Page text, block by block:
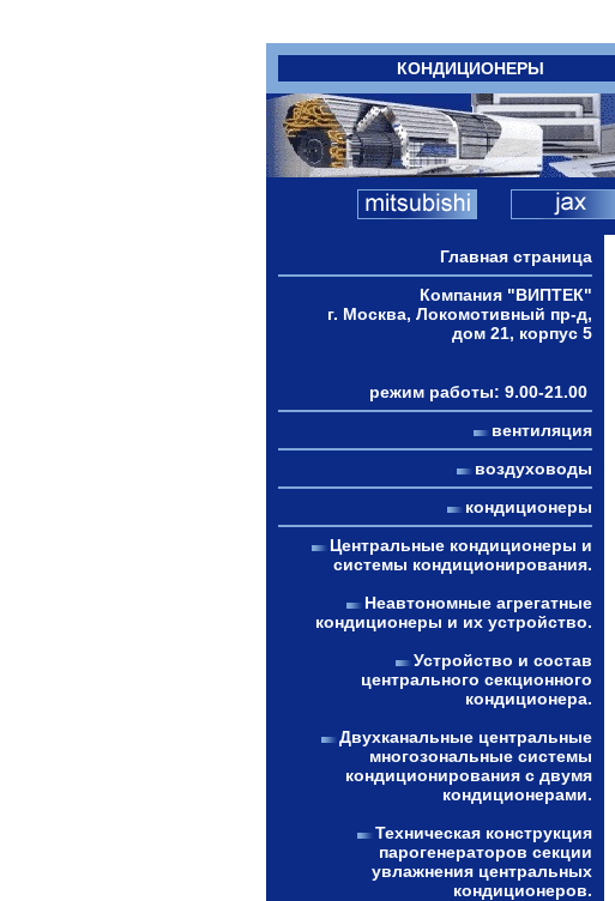
КОНДИЦИОНЕРЫ
Главная страница
Компания "ВИПТЕК"
г. Москва, Локомотивный пр-д,
дом 21, корпус 5
режим работы: 9.00-21.00
вентиляция
воздуховоды
кондиционеры
Центральные кондиционеры и
системы кондиционирования.
Неавтономные агрегатные
кондиционеры и их устройство.
Устройство и состав
центрального секционного
кондиционера.
Двухканальные центральные
многозональные системы
кондиционирования с двумя
кондиционерами.
Техническая конструкция
парогенераторов секции
увлажнения центральных
кондиционеров.